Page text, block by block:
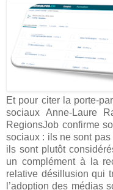
Et pour citer la porte-
sociaux Anne-Laure
RegionsJob confirme
sociaux : ils ne sont
ils sont plutôt
un complément à la
relative désillusion qui
l’adoption des médias